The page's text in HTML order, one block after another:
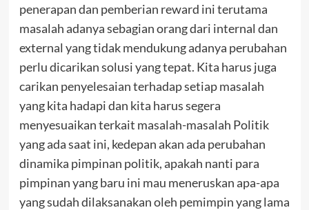
penerapan dan pemberian reward ini terutama
masalah adanya sebagian orang dari internal dan
external yang tidak mendukung adanya perubahan
perlu dicarikan solusi yang tepat. Kita harus juga
carikan penyelesaian terhadap setiap masalah
yang kita hadapi dan kita harus segera
menyesuaikan terkait masalah-masalah Politik
yang ada saat ini, kedepan akan ada perubahan
dinamika pimpinan politik, apakah nanti para
pimpinan yang baru ini mau meneruskan apa-apa
yang sudah dilaksanakan oleh pemimpin yang lama